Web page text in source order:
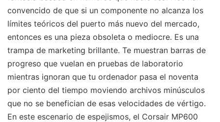
convencido de que si un componente no alcanza los
límites teóricos del puerto más nuevo del mercado,
entonces es una pieza obsoleta o mediocre. Es una
trampa de marketing brillante. Te muestran barras de
progreso que vuelan en pruebas de laboratorio
mientras ignoran que tu ordenador pasa el noventa
por ciento del tiempo moviendo archivos minúsculos
que no se benefician de esas velocidades de vértigo.
En este escenario de espejismos, el Corsair MP600